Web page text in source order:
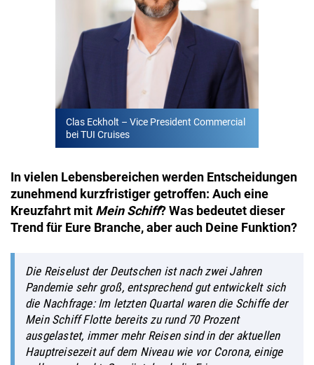
Clas Eckholt – Vice President Commercial
bei TUI Cruises
In vielen Lebensbereichen werden Entscheidungen
zunehmend kurzfristiger getroffen: Auch eine
Kreuzfahrt mit Mein Schiff? Was bedeutet dieser
Trend für Eure Branche, aber auch Deine Funktion?
Die Reiselust der Deutschen ist nach zwei Jahren
Pandemie sehr groß, entsprechend gut entwickelt sich
die Nachfrage: Im letzten Quartal waren die Schiffe der
Mein SchiffFlotte bereits zu rund 70 Prozent
ausgelastet, immer mehr Reisen sind in der aktuellen
Hauptreisezeit auf dem Niveau wie vor Corona, einige